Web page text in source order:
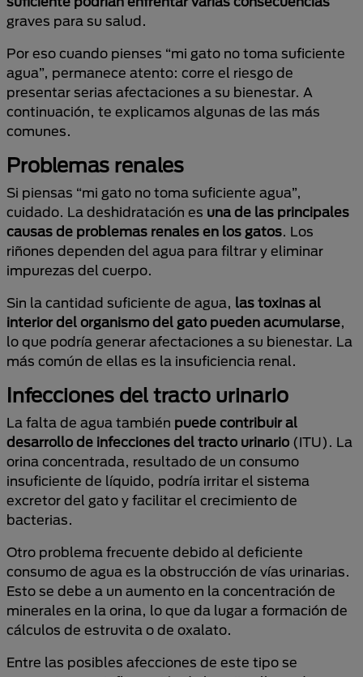
graves para su salud.
Por eso cuando pienses “mi gato no toma suficiente
agua”, permanece atento: corre el riesgo de
presentar serias afectaciones a su bienestar. A
continuación, te explicamos algunas de las más
comunes.
Problemas renales
Si piensas “mi gato no toma suficiente agua”,
cuidado. La deshidratación es una de las principales
causas de problemas renales en los gatos. Los
riñones dependen del agua para filtrar y eliminar
impurezas del cuerpo.
Sin la cantidad suficiente de agua, las toxinas al
interior del organismo del gato pueden acumularse,
lo que podría generar afectaciones a su bienestar. La
más común de ellas es la insuficiencia renal.
Infecciones del tracto urinario
La falta de agua también puede contribuir al
desarrollo de infecciones del tracto urinario (ITU). La
orina concentrada, resultado de un consumo
insuficiente de líquido, podría irritar el sistema
excretor del gato y facilitar el crecimiento de
bacterias.
Otro problema frecuente debido al deficiente
consumo de agua es la obstrucción de vías urinarias.
Esto se debe a un aumento en la concentración de
minerales en la orina, lo que da lugar a formación de
cálculos de estruvita o de oxalato.
Entre las posibles afecciones de este tipo se